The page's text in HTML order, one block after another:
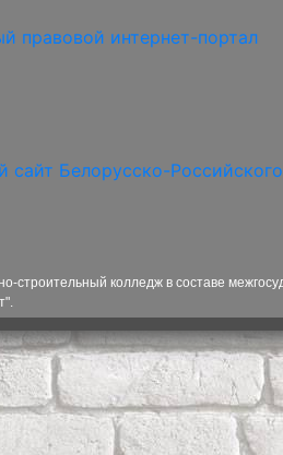
строительный колледж в составе